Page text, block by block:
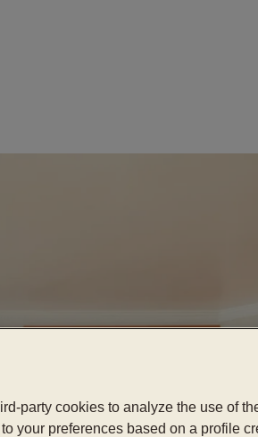
party cookies to analyze the use of
your preferences based on a profile